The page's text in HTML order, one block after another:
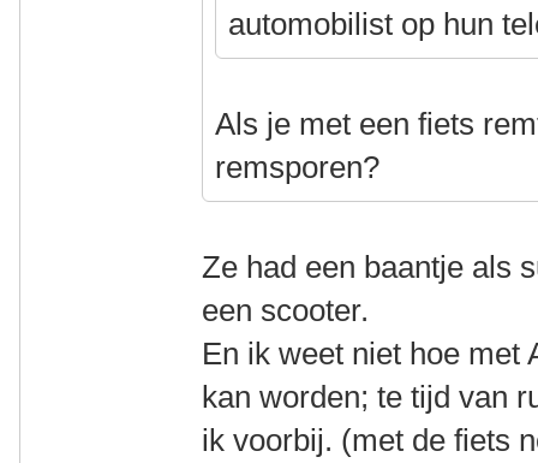
automobilist op hun
Als je met een fiets
remsporen?
Ze had een baantje als
een scooter.
En ik weet niet hoe met
kan worden; te tijd van
ik voorbij. (met de fiets